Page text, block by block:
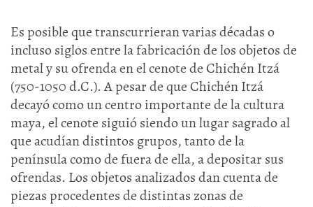
Es posible que transcurrieran varias décadas o
incluso siglos entre la fabricación de los objetos de
metal y su ofrenda en el cenote de Chichén Itzá
(750-1050 d.C.). A pesar de que Chichén Itzá
decayó como un centro importante de la cultura
maya, el cenote siguió siendo un lugar sagrado al
que acudían distintos grupos, tanto de la
península como de fuera de ella, a depositar sus
ofrendas. Los objetos analizados dan cuenta de
piezas procedentes de distintas zonas de